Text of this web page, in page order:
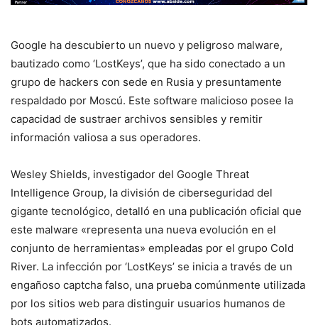
Google ha descubierto un nuevo y peligroso malware,
bautizado como ‘LostKeys’, que ha sido conectado a un
grupo de hackers con sede en Rusia y presuntamente
respaldado por Moscú. Este software malicioso posee la
capacidad de sustraer archivos sensibles y remitir
información valiosa a sus operadores.
Wesley Shields, investigador del Google Threat
Intelligence Group, la división de ciberseguridad del
gigante tecnológico, detalló en una publicación oficial que
este malware «representa una nueva evolución en el
conjunto de herramientas» empleadas por el grupo Cold
River. La infección por ‘LostKeys’ se inicia a través de un
engañoso captcha falso, una prueba comúnmente utilizada
por los sitios web para distinguir usuarios humanos de
bots automatizados.